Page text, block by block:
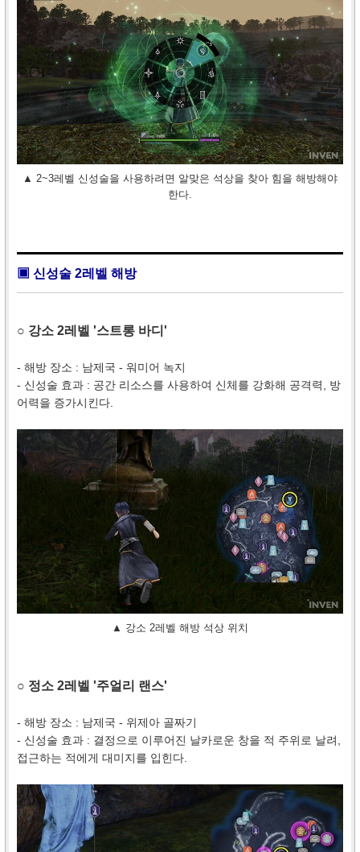
▲ 2~3레벨 신성술을 사용하려면 알맞은 석상을 찾아 힘을 해방해야
한다.
▣ 신성술 2레벨 해방
○ 강소 2레벨 '스트롱 바디'
- 해방 장소 : 남제국 - 워미어 녹지
- 신성술 효과 : 공간 리소스를 사용하여 신체를 강화해 공격력, 방
어력을 증가시킨다.
▲ 강소 2레벨 해방 석상 위치
○ 정소 2레벨 '주얼리 랜스'
- 해방 장소 : 남제국 - 위제아 골짜기
- 신성술 효과 : 결정으로 이루어진 날카로운 창을 적 주위로 날려,
접근하는 적에게 대미지를 입힌다.